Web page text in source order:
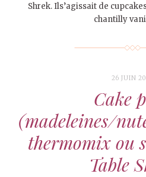
Shrek. Ils’agissait de
chantilly
26 JUIN
Cake
(madeleines/
thermomix ou
Table